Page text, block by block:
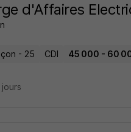
d'Affaires
- 25 CDI 45 000 - 60